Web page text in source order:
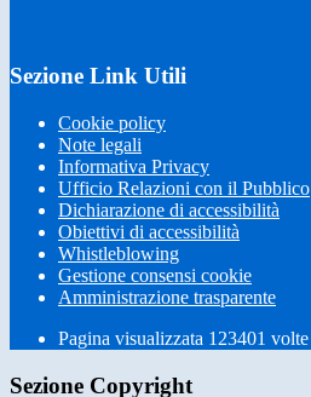
Sezione Link Utili
Cookie policy
Note legali
Informativa Privacy
Ufficio Relazioni con il Pubblico
Dichiarazione di accessibilità
Obiettivi di accessibilità
Whistleblowing
Gestione consensi cookie
Amministrazione trasparente
Pagina visualizzata 123401 volte
Sezione Copyright